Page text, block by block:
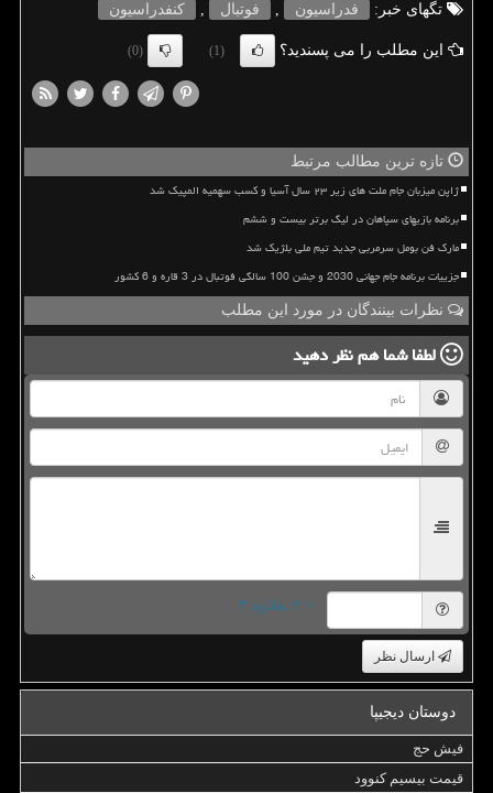
تگهای خبر:
فدراسیون , فوتبال , كنفدراسیون
این مطلب را می پسندید؟ (1)
(0)
تازه ترین مطالب مرتبط
ژاپن میزبان جام ملت های زیر ۲۳ سال آسیا و کسب سهمیه المپیک شد
برنامه بازیهای سپاهان در لیگ برتر بیست و ششم
مارک فن بومل سرمربی جدید تیم ملی بلژیک شد
جزییات برنامه جام جهانی 2030 و جشن 100 سالگی فوتبال در 3 قاره و 6 کشور
نظرات بینندگان در مورد این مطلب
لطفا شما همنظر دهید
= ۲ بعلاوه ۳
ارسال نظر
دوستان دیجیپا
فیش حج
قیمت بیسیم کنوود